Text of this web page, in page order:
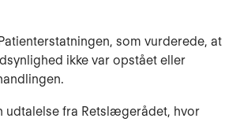
som vurderede, at
ikke var opstået eller
udtalelse fra Retslægerådet, hvor